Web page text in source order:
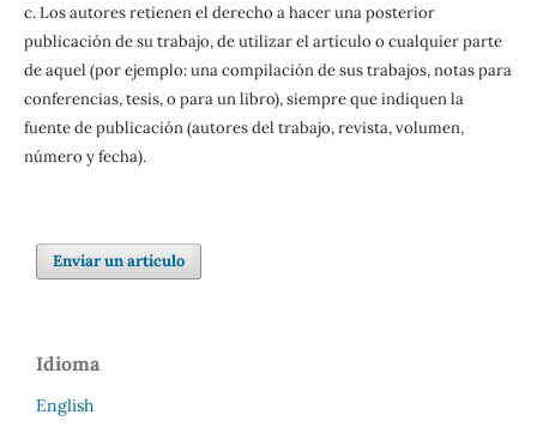
c. Los autores retienen el derecho a hacer una posterior
publicación de su trabajo, de utilizar el artículo o cualquier parte
de aquel (por ejemplo: una compilación de sus trabajos, notas para
conferencias, tesis, o para un libro), siempre que indiquen la
fuente de publicación (autores del trabajo, revista, volumen,
número y fecha).
Enviar un artículo
Idioma
English